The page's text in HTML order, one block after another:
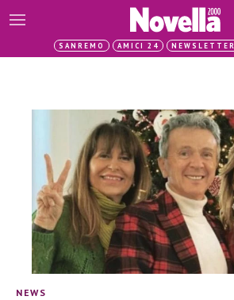
SANREMO AMICI 24 NEWSLETTER
NEWS